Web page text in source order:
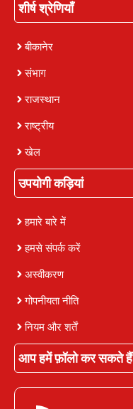
शीर्ष श्रेणियाँ
बीकानेर
संभाग
राजस्थान
राष्ट्रीय
खेल
उपयोगी कड़ियां
हमारे बारे में
हमसे संपर्क करें
अस्वीकरण
गोपनीयता नीति
नियम और शर्तें
आप हमें फ़ॉलो कर सकते हैं